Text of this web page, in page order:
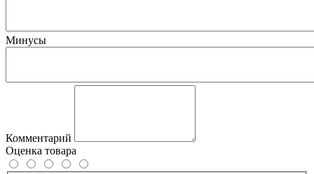
Минусы
Комментарий
Оценка товара